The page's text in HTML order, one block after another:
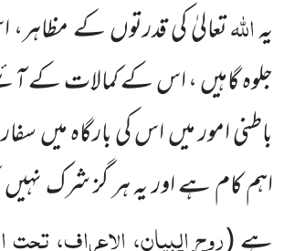
یہاللہتعالیٰ کی قدرتوں کے
جلوہ گاہیں ، اس کے کمالات کے
باطنی امور میں اس کی بارگاہ میں
اہم کام ہے اور یہ ہر گز شرک نہیں
روح البیان، الاعراف، تحت